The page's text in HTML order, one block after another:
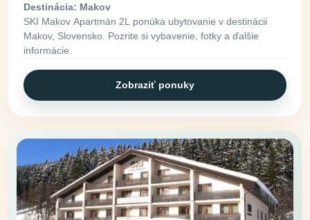
Destinácia: Makov
SKI Makov Apartmán 2L ponúka ubytovanie v destinácii
Makov, Slovensko. Pozrite si vybavenie, fotky a ďalšie
informácie.
Zobraziť ponuky